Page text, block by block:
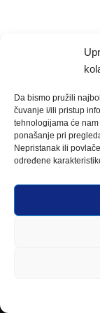
Da bismo pružili
čuvanje i/ili pristup
tehnologijama će
ponašanje pri
Nepristanak ili
određene